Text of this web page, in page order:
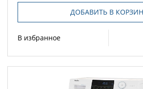
ДОБАВИТЬ В
В избранное